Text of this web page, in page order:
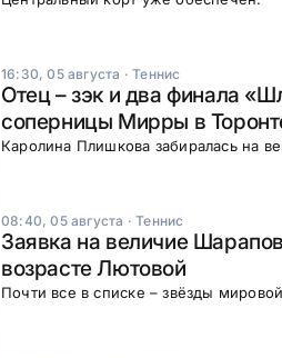
16:30, 05 августа ·Теннис
Отец – зэк и два финала
соперницы Мирры в
Каролина Плишкова забиралась на
08:40, 05 августа ·Теннис
Заявка на величие
возрасте Лютовой
Почти все в списке – звёзды